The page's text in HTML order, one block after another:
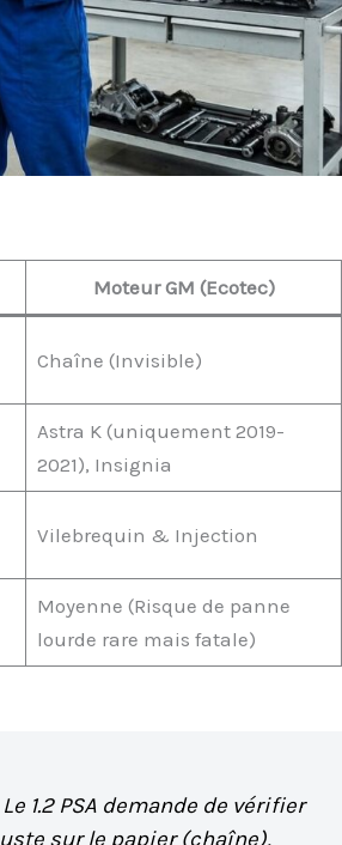
Moteur GM (Ecotec)
Chaîne (Invisible)
Astra K (uniquement 2019-
2021), Insignia
Vilebrequin & Injection
Moyenne (Risque de panne
lourde rare mais fatale)
1.2 PSA demande de vérifier
sur le papier (chaîne),